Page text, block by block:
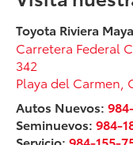
Toyota Riviera Maya
Carretera Federal
342
Playa del Carmen
Autos Nuevos:
Seminuevos:984-
Servicio:984-155-